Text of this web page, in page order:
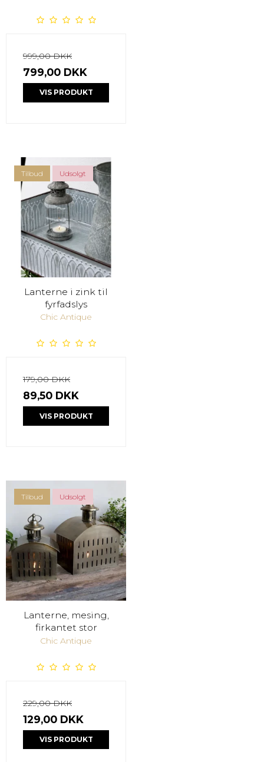
999,00 DKK
799,00 DKK
VIS PRODUKT
Tilbud Udsolgt
Lanterne i zink til
fyrfadslys
Chic Antique
179,00 DKK
89,50 DKK
VIS PRODUKT
Tilbud Udsolgt
Lanterne, mesing,
firkantet stor
Chic Antique
229,00 DKK
129,00 DKK
VIS PRODUKT